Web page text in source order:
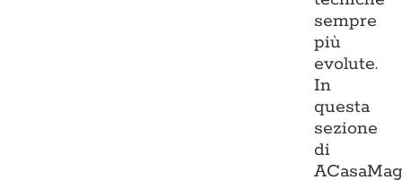
sempre
più
evolute.
In
questa
sezione
di